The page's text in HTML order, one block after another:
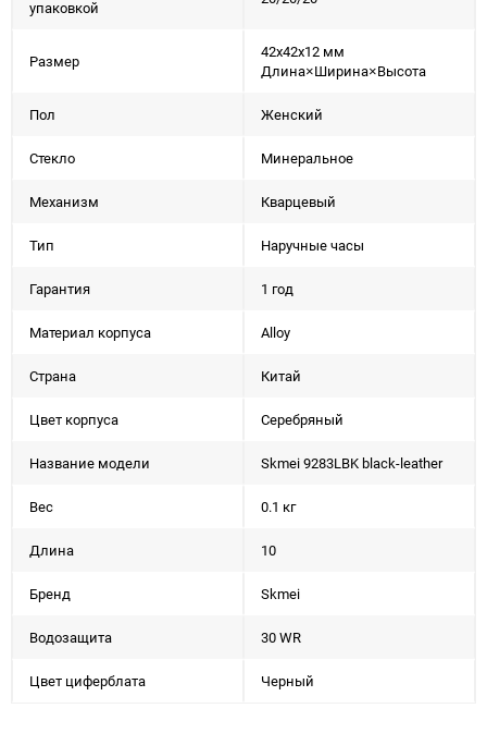
упаковкой
Размер
42x42x12 мм
Длина×Ширина×Высота
Пол Женский
Стекло Минеральное
Механизм Кварцевый
Тип Наручные часы
Гарантия 1 год
Материал корпуса Alloy
Страна Китай
Цвет корпуса Серебряный
Название модели Skmei 9283LBK black-leather
Вес 0.1 кг
Длина 10
Бренд Skmei
Водозащита 30 WR
Цвет циферблата Черный